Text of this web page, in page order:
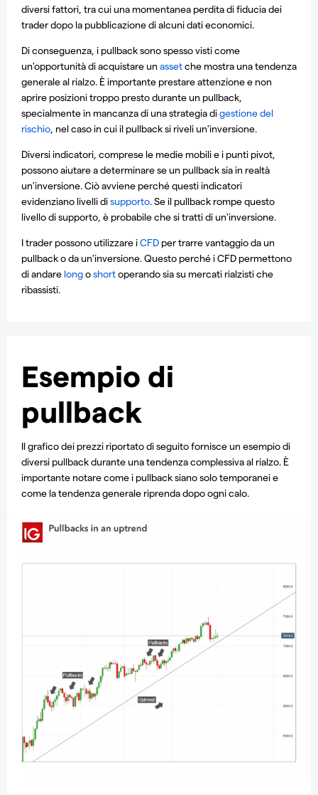
diversi fattori, tra cui una momentanea perdita di fiducia dei
trader dopo la pubblicazione di alcuni dati economici.
Di conseguenza, i pullback sono spesso visti come
un'opportunità di acquistare un assetche mostra una tendenza
generale al rialzo. È importante prestare attenzione e non
aprire posizioni troppo presto durante un pullback,
specialmente in mancanza di una strategia digestione del
rischio , nel caso in cui il pullback si riveli un'inversione.
Diversi indicatori, comprese le medie mobili e i punti pivot,
possono aiutare a determinare se un pullback sia in realtà
un'inversione. Ciò avviene perché questi indicatori
evidenziano livelli disupporto. Se il pullback rompe questo
livello di supporto, è probabile che si tratti di un'inversione.
I trader possono utilizzare iCFD per trarre vantaggio da un
pullback o da un'inversione. Questo perché i CFD permettono
di andare longoshortoperando sia su mercati rialzisti che
ribassisti.
Esempio di
pullback
Il grafico dei prezzi riportato di seguito fornisce un esempio di
diversi pullback durante una tendenza complessiva al rialzo. È
importante notare come i pullback siano solo temporanei e
come la tendenza generale riprenda dopo ogni calo.